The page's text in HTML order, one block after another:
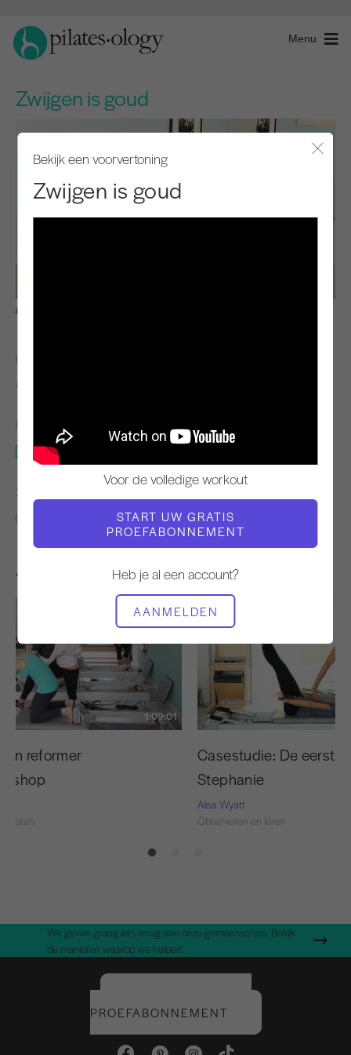
Menu
Zwijgen is goud
Bekijk een voorvertoning
Zwijgen is goud
Voor de volledige workout
START UW GRATIS
PROEFABONNEMENT
Heb je al een account?
AANMELDEN
LERAAR
Alisa Wyatt
BENODIGDE APPARATUUR
Mat
ZOEK VERGELIJKBARE LESSEN VOOR
10 - 20 min Mat
Andere workouts die je misschien leuk vindt
1:09:01
in reformer
leren
Casestudie: De eerste
Stephanie
Alisa Wyatt
Observeren en leren
We geven graag iets terug aan onze gemeenschap. Bekijk
de manieren waarop we helpen.
PROEFABONNEMENT